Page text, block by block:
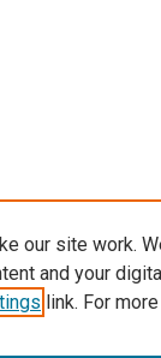
our site work.
and your
link. For